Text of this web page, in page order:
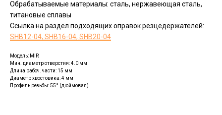
Обрабатываемые материалы: сталь, нержавеющая сталь,
титановые сплавы
Ссылка на раздел подходящих оправок резцедержателей:
SHB12-04, SHB16-04, SHB20-04
Модель: MIR
Мин. диаметр отверстия: 4.0 мм
Длина рабоч. части: 15 мм
Диаметр хвостовика: 4 мм
Профиль резьбы: 55° (дюймовая)